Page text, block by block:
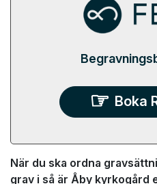
Boka
När du ska ordna
grav i så är Åby kyrkogård